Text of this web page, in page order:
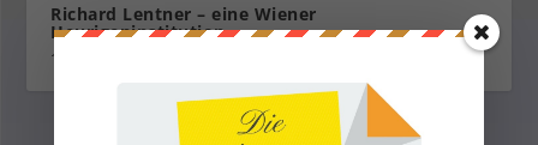
Richard Lentner – eine Wiener
Heurigeninstitution
18. Februar 2026